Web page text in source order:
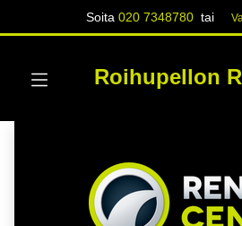
Soita020 7348780 tai
Roihupellon